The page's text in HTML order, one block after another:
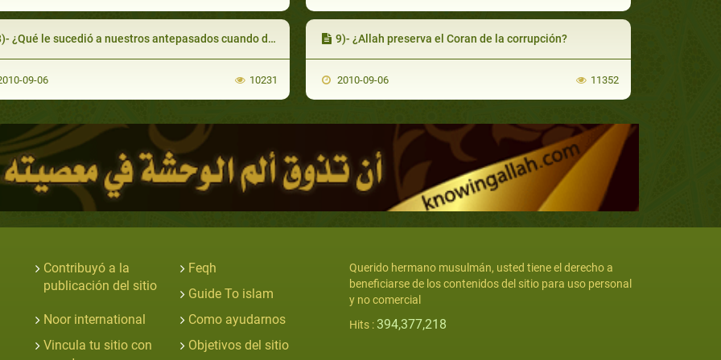
¿Qué le sucedió a nuestros antepasados cuando desobedecieron a Allah ?
09-06 10231
9)- ¿Allah preserva el Coran de la corrupción?
2010-09-06 11352
Contribuyó a la
publicación del sitio
Feqh
Guide To islam
Noor international
Como ayudarnos
Vincula tu sitio con
Objetivos del sitio
Querido hermano musulmán, usted tiene el derecho a
beneficiarse de los contenidos del sitio para uso personal
y no comercial
Hits : 394,377,218